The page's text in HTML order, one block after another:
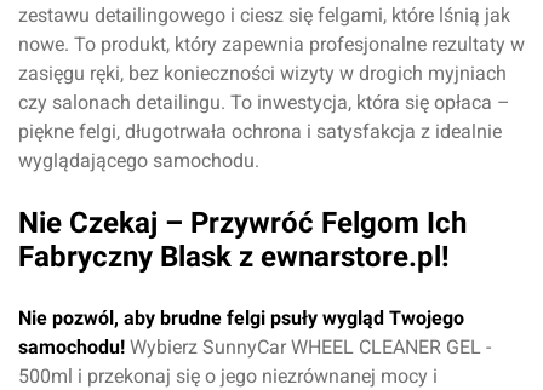
zestawu detailingowego i ciesz się felgami, które lśnią jak
nowe. To produkt, który zapewnia profesjonalne rezultaty w
zasięgu ręki, bez konieczności wizyty w drogich myjniach
czy salonach detailingu. To inwestycja, która się opłaca –
piękne felgi, długotrwała ochrona i satysfakcja z idealnie
wyglądającego samochodu.
Nie Czekaj – Przywróć Felgom Ich
Fabryczny Blask z ewnarstore.pl!
Nie pozwól, aby brudne felgi psuły wygląd Twojego
samochodu! Wybierz SunnyCar WHEEL CLEANER GEL -
500ml i przekonaj się o jego niezrównanej mocy i
Anuluj Dodaj ocenę